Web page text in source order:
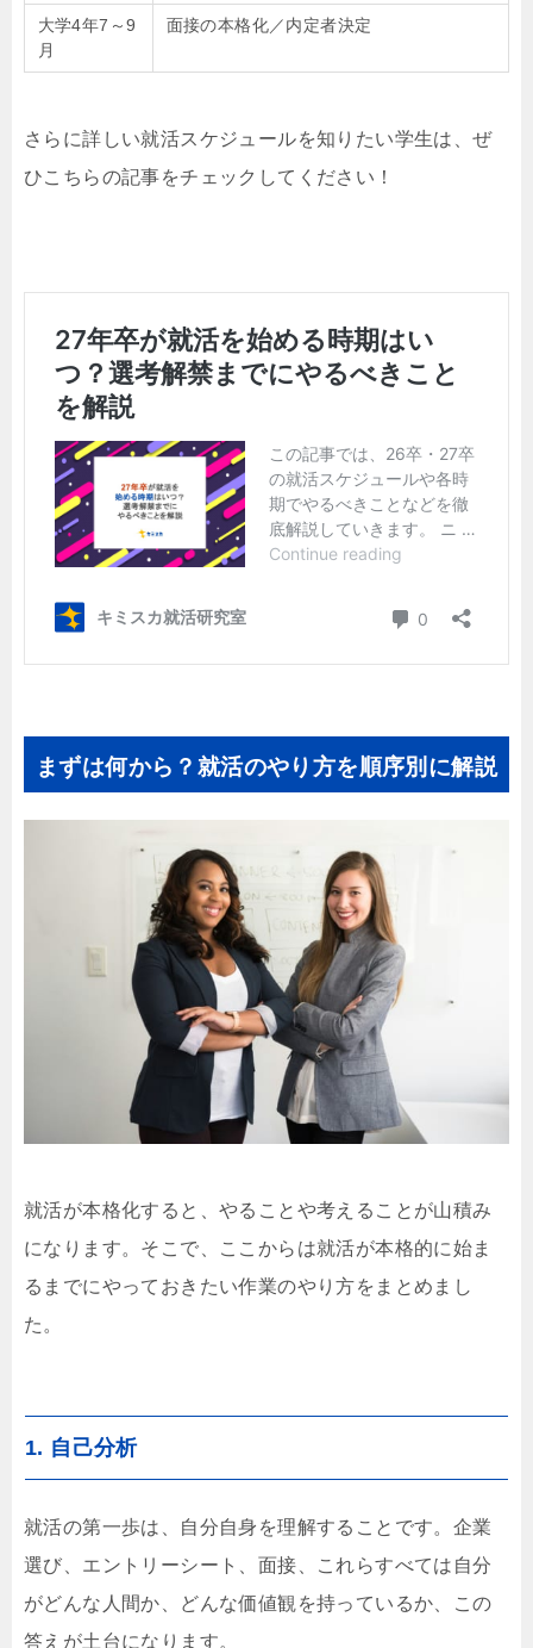
大学4年7～9
月
面接の本格化／内定者決定
さらに詳しい就活スケジュールを知りたい学生は、ぜ
ひこちらの記事をチェックしてください！
まずは何から？就活のやり方を順序別に解説
就活が本格化すると、やることや考えることが山積み
になります。そこで、ここからは就活が本格的に始ま
るまでにやっておきたい作業のやり方をまとめまし
た。
1. 自己分析
就活の第一歩は、自分自身を理解することです。企業
選び、エントリーシート、面接、これらすべては自分
がどんな人間か、どんな価値観を持っているか、この
答えが土台になります。